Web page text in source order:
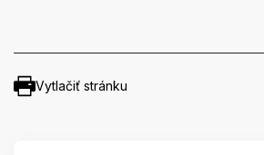
Vytlačiť stránku